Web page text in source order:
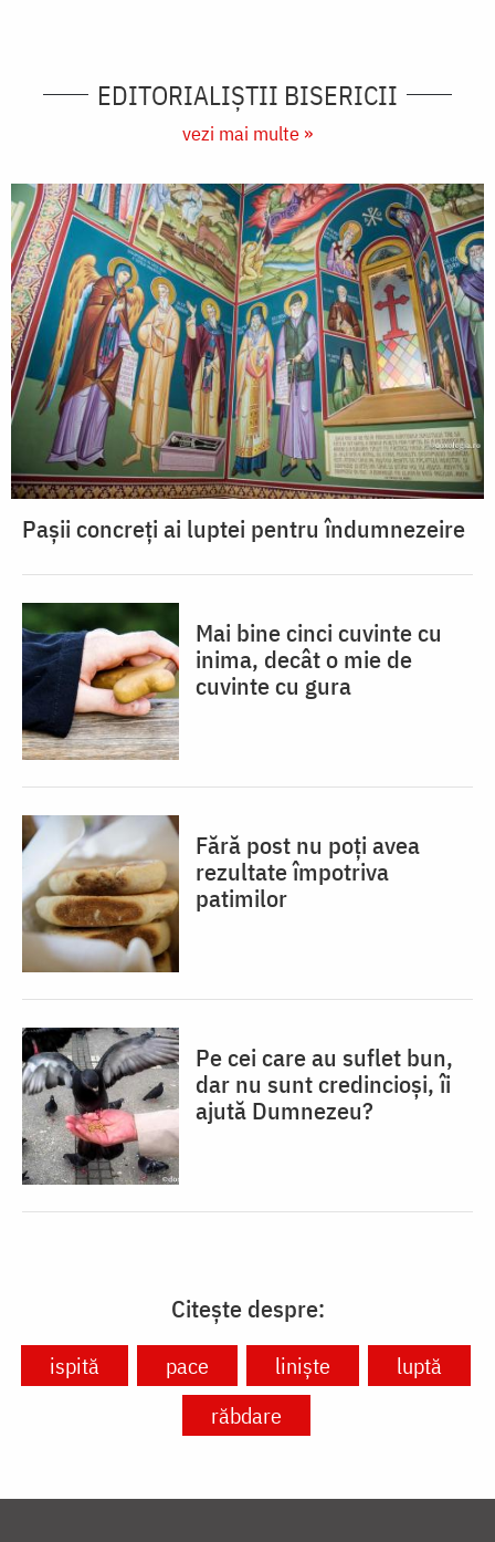
EDITORIALIȘTII BISERICII
vezi mai multe »
Pașii concreți ai luptei pentru îndumnezeire
Mai bine cinci cuvinte cu
inima, decât o mie de
cuvinte cu gura
Fără post nu poți avea
rezultate împotriva
patimilor
Pe cei care au suflet bun,
dar nu sunt credincioși, îi
ajută Dumnezeu?
Citește despre:
ispită pace liniște
luptă
răbdare